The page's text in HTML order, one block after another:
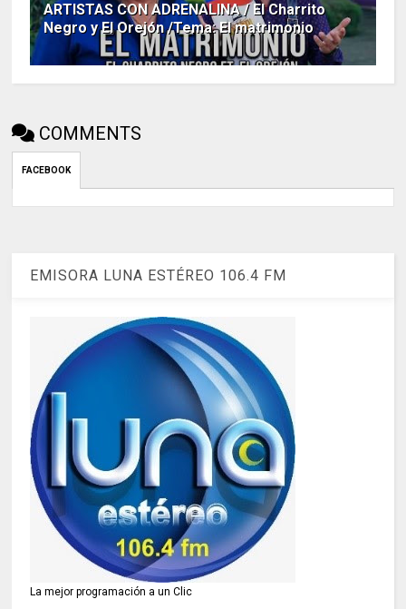
ARTISTAS CON ADRENALINA / El Charrito
Negro y El Orejón /Tema: El matrimonio
COMMENTS
FACEBOOK
EMISORA LUNA ESTÉREO 106.4 FM
La mejor programación a un Clic